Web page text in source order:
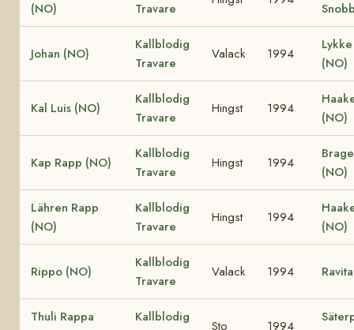
(NO)
Travare
Johan (NO)
Kallblodig
Travare
Valack 1994
(NO)
Kal Luis (NO)
Kallblodig
Travare
Hingst 1994
(NO)
Kap Rapp (NO)
Kallblodig
Travare
Hingst 1994
(NO)
Lähren Rapp
(NO)
Kallblodig
Travare
Hingst 1994
(NO)
Rippo (NO)
Kallblodig
Travare
Valack 1994
Thuli Rappa
Kallblodig
Sto 1994